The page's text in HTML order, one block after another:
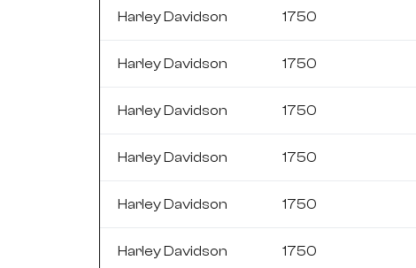
Harley Davidson 1750
Harley Davidson 1750
Harley Davidson 1750
Harley Davidson 1750
Harley Davidson 1750
Harley Davidson 1750